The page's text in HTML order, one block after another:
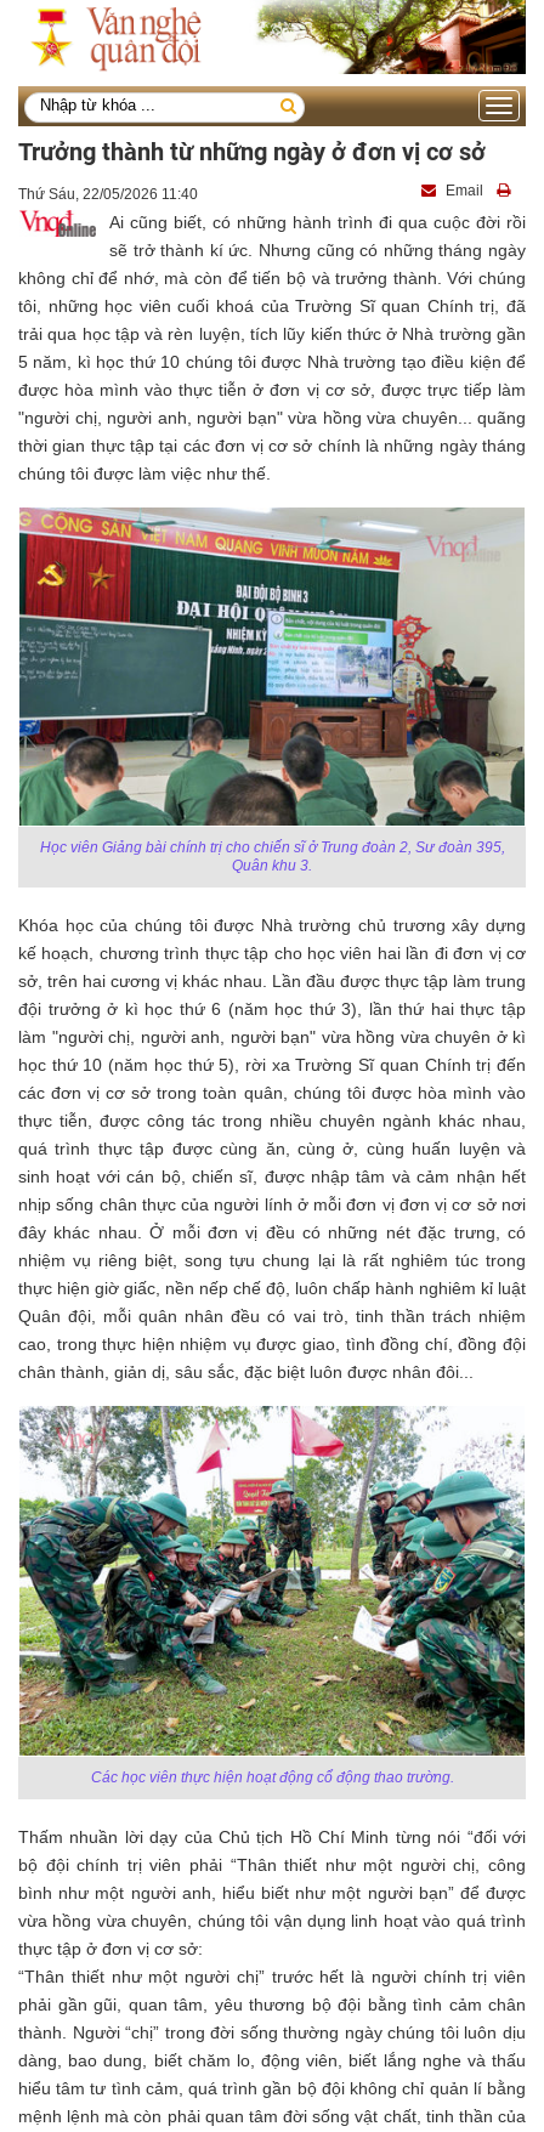
Toggle
Trưởng thành từ những ngày ở đơn vị cơ sở
Thứ Sáu, 22/05/2026 11:40 Email
Ai cũng biết, có những hành trình đi qua cuộc đời rồi
sẽ trở thành kí ức. Nhưng cũng có những tháng ngày
không chỉ để nhớ, mà còn để tiến bộ và trưởng thành. Với chúng
tôi, những học viên cuối khoá của Trường Sĩ quan Chính trị, đã
trải qua học tập và rèn luyện, tích lũy kiến thức ở Nhà trường gần
5 năm, kì học thứ 10 chúng tôi được Nhà trường tạo điều kiện để
được hòa mình vào thực tiễn ở đơn vị cơ sở, được trực tiếp làm
"người chị, người anh, người bạn" vừa hồng vừa chuyên... quãng
thời gian thực tập tại các đơn vị cơ sở chính là những ngày tháng
chúng tôi được làm việc như thế.
Học viên Giảng bài chính trị cho chiến sĩ ở Trung đoàn 2, Sư đoàn 395,
Quân khu 3.
Khóa học của chúng tôi được Nhà trường chủ trương xây dựng
kế hoạch, chương trình thực tập cho học viên hai lần đi đơn vị cơ
sở, trên hai cương vị khác nhau. Lần đầu được thực tập làm trung
đội trưởng ở kì học thứ 6 (năm học thứ 3), lần thứ hai thực tập
làm "người chị, người anh, người bạn" vừa hồng vừa chuyên ở kì
học thứ 10 (năm học thứ 5), rời xa Trường Sĩ quan Chính trị đến
các đơn vị cơ sở trong toàn quân, chúng tôi được hòa mình vào
thực tiễn, được công tác trong nhiều chuyên ngành khác nhau,
quá trình thực tập được cùng ăn, cùng ở, cùng huấn luyện và
sinh hoạt với cán bộ, chiến sĩ, được nhập tâm và cảm nhận hết
nhịp sống chân thực của người lính ở mỗi đơn vị đơn vị cơ sở nơi
đây khác nhau. Ở mỗi đơn vị đều có những nét đặc trưng, có
nhiệm vụ riêng biệt, song tựu chung lại là rất nghiêm túc trong
thực hiện giờ giấc, nền nếp chế độ, luôn chấp hành nghiêm kỉ luật
Quân đội, mỗi quân nhân đều có vai trò, tinh thần trách nhiệm
cao, trong thực hiện nhiệm vụ được giao, tình đồng chí, đồng đội
chân thành, giản dị, sâu sắc, đặc biệt luôn được nhân đôi...
Các học viên thực hiện hoạt động cổ động thao trường.
Thấm nhuần lời dạy của Chủ tịch Hồ Chí Minh từng nói “đối với
bộ đội chính trị viên phải “Thân thiết như một người chị, công
bình như một người anh, hiểu biết như một người bạn” để được
vừa hồng vừa chuyên, chúng tôi vận dụng linh hoạt vào quá trình
thực tập ở đơn vị cơ sở:
“Thân thiết như một người chị” trước hết là người chính trị viên
phải gần gũi, quan tâm, yêu thương bộ đội bằng tình cảm chân
thành. Người “chị” trong đời sống thường ngày chúng tôi luôn dịu
dàng, bao dung, biết chăm lo, động viên, biết lắng nghe và thấu
hiểu tâm tư tình cảm, quá trình gần bộ đội không chỉ quản lí bằng
mệnh lệnh mà còn phải quan tâm đời sống vật chất, tinh thần của